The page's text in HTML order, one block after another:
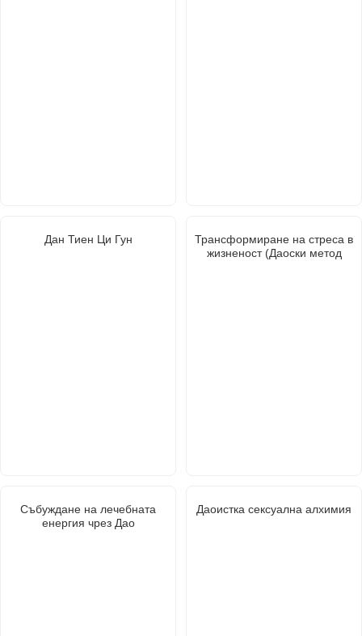
Дан Тиен Ци Гун
Трансформиране на стреса в
жизненост (Даоски метод
Събуждане на лечебната
енергия чрез Дао
Даоистка сексуална алхимия